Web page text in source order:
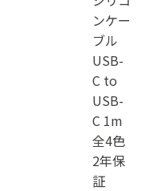
ンケー
ブル
USB-
C to
USB-
C 1m
全4色
2年保
証